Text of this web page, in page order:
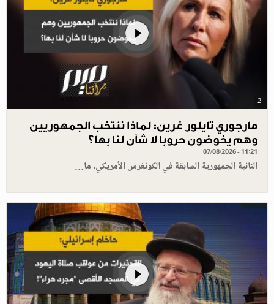
2
مارجوري تايلور غرين: لماذا ننتخب الجمهوريين
وهم يخوضون حروبا لا شأن لنا بها؟
07/08/2026 - 11:21
النائبة الجمهورية السابقة في الكونغرس الأمريكي، ما…